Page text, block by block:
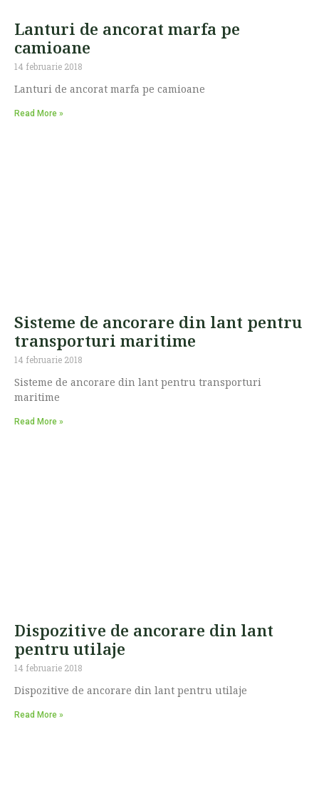
Lanturi de ancorat marfa pe
camioane
14 februarie 2018
Lanturi de ancorat marfa pe camioane
Read More »
Sisteme de ancorare din lant pentru
transporturi maritime
14 februarie 2018
Sisteme de ancorare din lant pentru transporturi
maritime
Read More »
Dispozitive de ancorare din lant
pentru utilaje
14 februarie 2018
Dispozitive de ancorare din lant pentru utilaje
Read More »